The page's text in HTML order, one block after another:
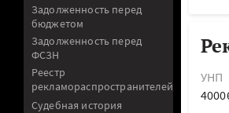
Задолженность перед
бюджетом
Задолженность перед
ФСЗН
Реестр
рекламораспространителей
Судебная история
УНП